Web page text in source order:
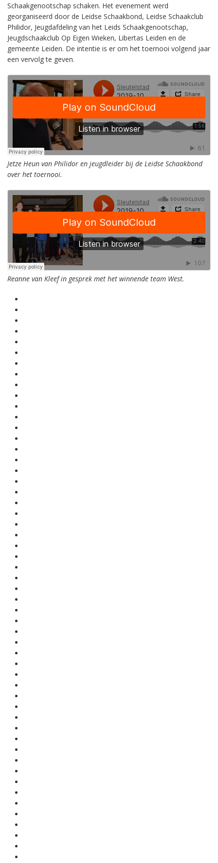
Schaakgenootschap schaken. Het evenement werd
georganiseerd door de Leidse Schaakbond, Leidse Schaakclub
Philidor, Jeugdafdeling van het Leids Schaakgenootschap,
Jeugdschaakclub Op Eigen Wieken, Libertas Leiden en de
gemeente Leiden. De intentie is er om het toernooi volgend jaar
een vervolg te geven.
Jetze Heun van Philidor en jeugdleider bij de Leidse Schaakbond
over het toernooi.
Reanne van Kleef in gesprek met het winnende team West.